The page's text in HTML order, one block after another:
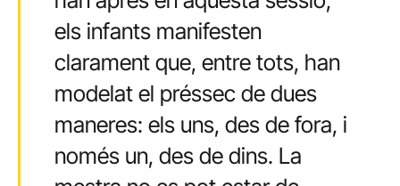
els infants manifesten
clarament que, entre tots, han
modelat el préssec de dues
maneres: els uns, des de fora, i
només un, des de dins. La